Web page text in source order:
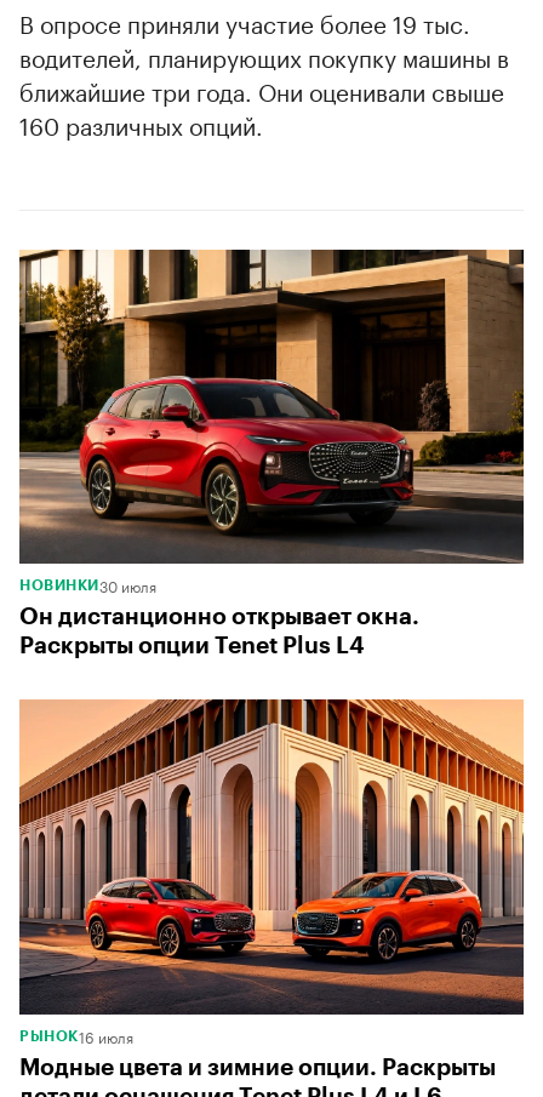
В опросе приняли участие более 19 тыс.
водителей, планирующих покупку машины в
ближайшие три года. Они оценивали свыше
160 различных опций.
00:00 / 00:00
НОВИНКИ 30 июля
Он дистанционно открывает окна.
Раскрыты опции Tenet Plus L4
РЫНОК16 июля
Модные цвета и зимние опции. Раскрыты